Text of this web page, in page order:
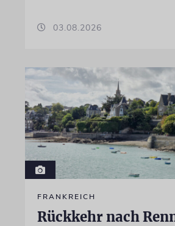
03.08.2026
FRANKREICH
Rückkehr nach